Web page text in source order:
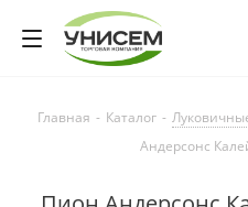
Главная - Каталог -
Андерсонс